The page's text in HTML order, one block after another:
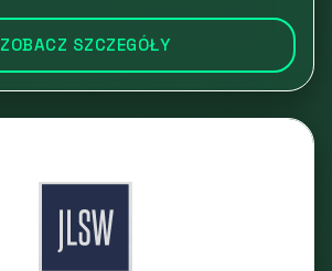
ZOBACZ SZCZEGÓŁY